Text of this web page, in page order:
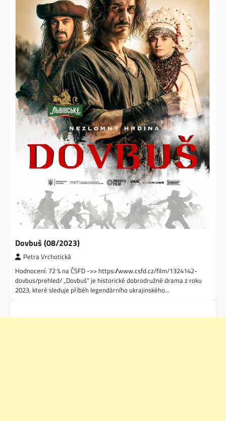
Dovbuš (08/2023)
Petra Vrchotická
Hodnocení: 72 % na ČSFD ->> https://www.csfd.cz/film/1324142-
dovbus/prehled/ „Dovbuš“ je historické dobrodružné drama z roku
2023, které sleduje příběh legendárního ukrajinského…